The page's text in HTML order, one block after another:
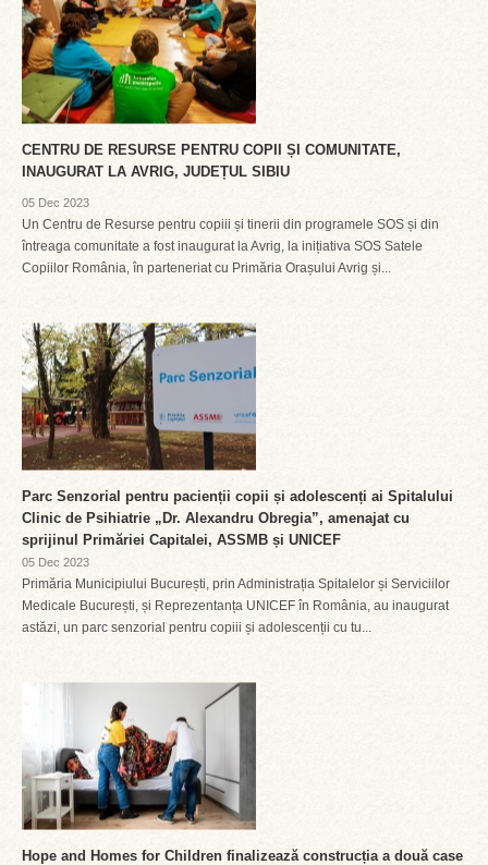
CENTRU DE RESURSE PENTRU COPII ȘI COMUNITATE,
INAUGURAT LA AVRIG, JUDEȚUL SIBIU
05 Dec 2023
Un Centru de Resurse pentru copiii și tinerii din programele SOS și din
întreaga comunitate a fost inaugurat la Avrig, la inițiativa SOS Satele
Copiilor România, în parteneriat cu Primăria Orașului Avrig și...
Parc Senzorial pentru pacienții copii și adolescenți ai Spitalului
Clinic de Psihiatrie „Dr. Alexandru Obregia”, amenajat cu
sprijinul Primăriei Capitalei, ASSMB și UNICEF
05 Dec 2023
Primăria Municipiului București, prin Administrația Spitalelor și Serviciilor
Medicale București, și Reprezentanța UNICEF în România, au inaugurat
astăzi, un parc senzorial pentru copiii și adolescenții cu tu...
Hope and Homes for Children finalizează construcția a două case